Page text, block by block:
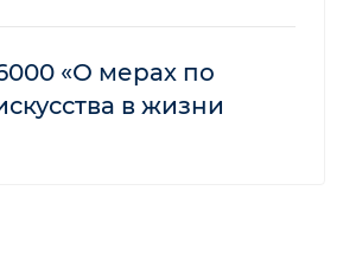
«О мерах по
в жизни